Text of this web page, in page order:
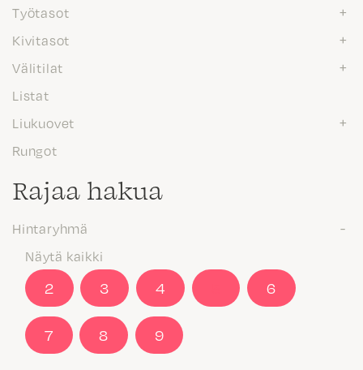
Työtasot
Kivitasot
Välitilat
Listat
Liukuovet
Rungot
Rajaa hakua
Hintaryhmä
Näytä kaikki
2 3 4 6
7 8 9